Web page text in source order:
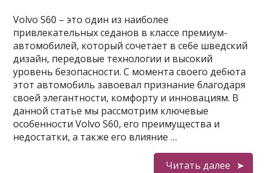
Volvo S60 – это один из наиболее
привлекательных седанов в классе премиум-
автомобилей, который сочетает в себе шведский
дизайн, передовые технологии и высокий
уровень безопасности. С момента своего дебюта
этот автомобиль завоевал признание благодаря
своей элегантности, комфорту и инновациям. В
данной статье мы рассмотрим ключевые
особенности Volvo S60, его преимущества и
недостатки, а также его влияние …
Читать далее